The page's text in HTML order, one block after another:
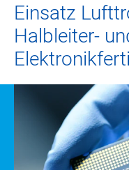
Einsatz
Halbleiter-